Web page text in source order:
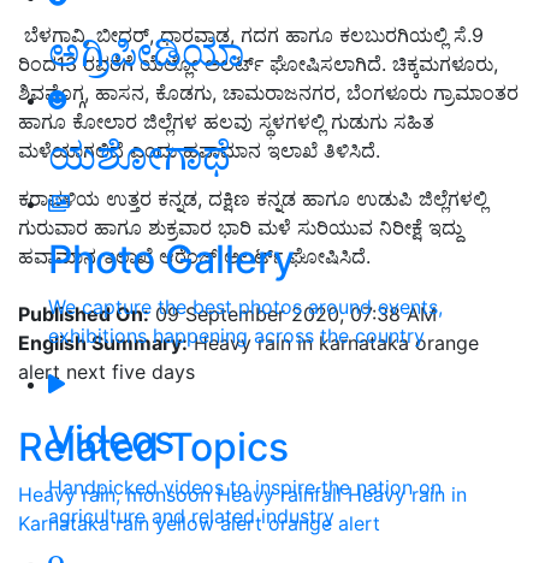
ಅಗ್ರಿಪೀಡಿಯಾ
ಯಶೋಗಾಥೆ
Photo Gallery
We capture the best photos around events,
exhibitions happening across the country
Videos
Handpicked videos to inspire the nation on
agriculture and related industry
ಬೆಳಗಾವಿ, ಬೀದರ್, ಧಾರವಾಡ, ಗದಗ ಹಾಗೂ ಕಲಬುರಗಿಯಲ್ಲಿ ಸೆ.9
ರಿಂದ13 ರವರೆಗೆ ಯೆಲ್ಲೋ ಅಲರ್ಟ್ ಘೋಷಿಸಲಾಗಿದೆ. ಚಿಕ್ಕಮಗಳೂರು,
ಶಿವಮೊಗ್ಗ, ಹಾಸನ, ಕೊಡಗು, ಚಾಮರಾಜನಗರ, ಬೆಂಗಳೂರು ಗ್ರಾಮಾಂತರ
ಹಾಗೂ ಕೋಲಾರ ಜಿಲ್ಲೆಗಳ ಹಲವು ಸ್ಥಳಗಳಲ್ಲಿ ಗುಡುಗು ಸಹಿತ
ಮಳೆಯಾಗಲಿದೆ ಎಂದು ಹವಾಮಾನ ಇಲಾಖೆ ತಿಳಿಸಿದೆ.
ಕರಾವಳಿಯ ಉತ್ತರ ಕನ್ನಡ, ದಕ್ಷಿಣ ಕನ್ನಡ ಹಾಗೂ ಉಡುಪಿ ಜಿಲ್ಲೆಗಳಲ್ಲಿ
ಗುರುವಾರ ಹಾಗೂ ಶುಕ್ರವಾರ ಭಾರಿ ಮಳೆ ಸುರಿಯುವ ನಿರೀಕ್ಷೆ ಇದ್ದು
ಹವಾಮಾನ ಇಲಾಖೆ ಆರೆಂಜ್‌ ಅಲರ್ಟ್‌ ಘೋಷಿಸಿದೆ.
Published On:09 September 2020, 07:38 AM
English Summary:Heavy rain in karnataka orange
alert next five days
Related Topics
Heavy rain, monsoon Heavy rainfall Heavy rain in
Karnataka rain yellow alert orange alert